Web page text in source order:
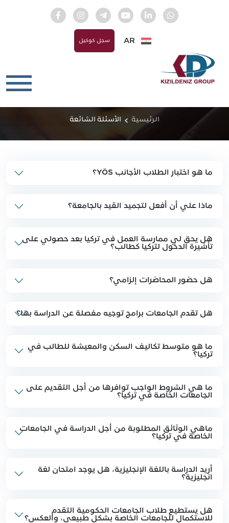
سجل كوكيل
الرئيسية الأسئلة الشائعة
ما هو اختبار الطلاب الأجانب YÖS؟
ماذا علي أن أفعل لتجميد القيد بالجامعة؟
هل يحق لي ممارسة العمل في تركيا بعد حصولي على
تأشيرة الدخول لتركيا كطالب؟
هل حضور المحاضرات إلزامي؟
هل تقدم الجامعات برامج توجيه مفصلة عن الدراسة بها؟
ما هو متوسط تكاليف السكن والمعيشة للطالب في
تركيا؟
ما هي الشروط الواجب توافرها من أجل التقديم على
الجامعات الخاصة في تركيا؟
ماهي الوثائق المطلوبة من أجل الدراسة في الجامعات
الخاصة في تركيا؟
أريد الدراسة باللغة الإنجليزية، هل يوجد امتحان لغة
انجليزية؟
هل يستطيع طلاب الجامعات الحكومية التقدم
للاستكمال للجامعات الخاصة بشكل طبيعي، والعكس؟